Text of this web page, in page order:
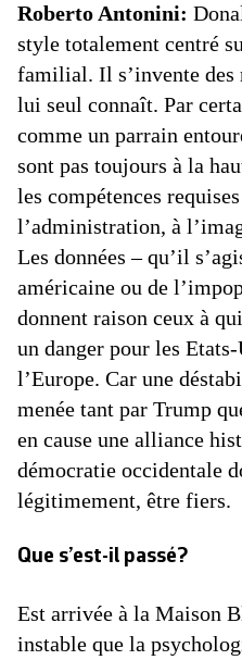
Roberto Antonini:
style totalement centré
familial. Il s’invente des
lui seul connaît. Par
comme un parrain
sont pas toujours à la
les compétences
l’administration, à
Les données – qu’il
américaine ou de
donnent raison ceux à
un danger pour les
l’Europe. Car une
menée tant par Trump
en cause une alliance
démocratie occidentale
légitimement, être fiers.
Que s’est-il passé?
Est arrivée à la Maison
instable que la